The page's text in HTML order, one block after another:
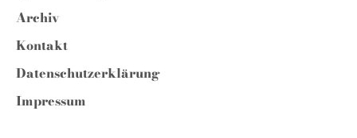
Archiv
Kontakt
Datenschutzerklärung
Impressum